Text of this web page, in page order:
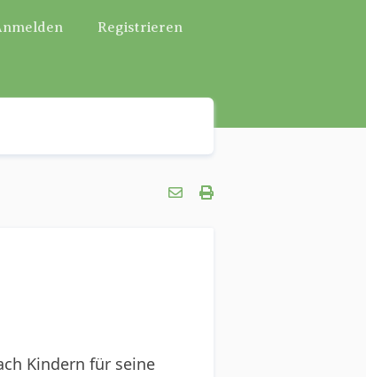
Registrieren
Kindern für seine